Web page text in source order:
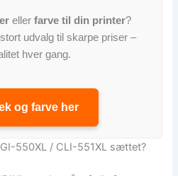
ellerfarve til din printer?
udvalg til skarpe priser –
hver gang.
og farve her
550XL / CLI-551XL sættet?